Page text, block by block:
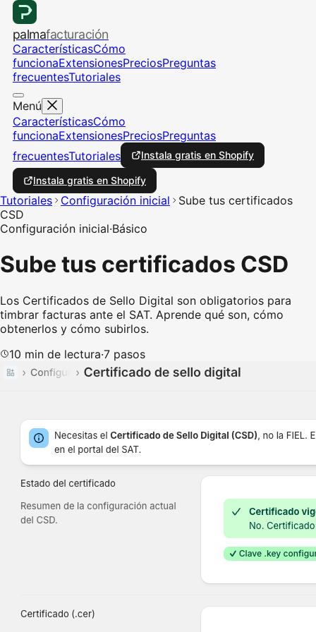
palmafacturación
CaracterísticasCómo
funcionaExtensionesPreciosPreguntas
frecuentesTutoriales
Menú
CaracterísticasCómo
funcionaExtensionesPreciosPreguntas
frecuentesTutoriales Instala gratis en Shopify
Instala gratis en Shopify
Tutoriales Configuración inicial
Sube tus certificados
CSD
Configuración inicial·Básico
Sube tus certificados CSD
Los Certificados de Sello Digital son obligatorios para
timbrar facturas ante el SAT. Aprende qué son, cómo
obtenerlos y cómo subirlos.
10 min de lectura·7 pasos